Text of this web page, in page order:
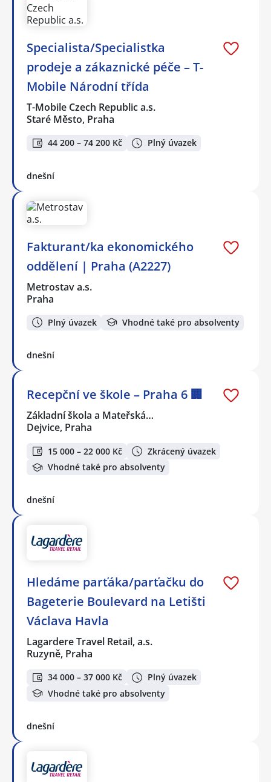
Specialista/Specialistka
prodeje a zákaznické péče – T-
Mobile Národní třída
T-Mobile Czech Republic a.s.
Staré Město, Praha
44 200 – 74 200 Kč Plný úvazek
dnešní
Fakturant/ka ekonomického
oddělení | Praha (A2227)
Metrostav a.s.
Praha
Plný úvazek Vhodné také pro absolventy
dnešní
Recepční ve škole – Praha 6 🏢
Základní škola a Mateřská…
Dejvice, Praha
15 000 – 22 000 Kč
Zkrácený úvazek
Vhodné také pro absolventy
dnešní
Hledáme parťáka/parťačku do
Bageterie Boulevard na Letišti
Václava Havla
Lagardere Travel Retail, a.s.
Ruzyně, Praha
34 000 – 37 000 Kč
Plný úvazek
Vhodné také pro absolventy
dnešní